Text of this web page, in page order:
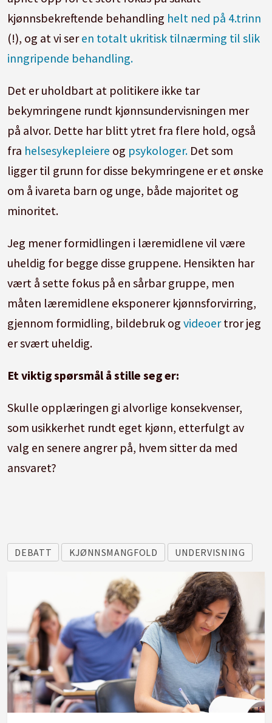
kjønnsbekreftende behandling helt ned på 4.trinn
(!), og at vi seren totalt ukritisk tilnærming til slik
inngripende behandling.
Det er uholdbart at politikere ikke tar
bekymringene rundt kjønnsundervisningen mer
på alvor. Dette har blitt ytret fra flere hold, også
fra helsesykepleiere og psykologer. Det som
ligger til grunn for disse bekymringene er et ønske
om å ivareta barn og unge, både majoritet og
minoritet.
Jeg mener formidlingen i læremidlene vil være
uheldig for begge disse gruppene. Hensikten har
vært å sette fokus på en sårbar gruppe, men
måten læremidlene eksponerer kjønnsforvirring,
gjennom formidling, bildebruk ogvideoertror jeg
er svært uheldig.
Et viktig spørsmål å stille seg er:
Skulle opplæringen gi alvorlige konsekvenser,
som usikkerhet rundt eget kjønn, etterfulgt av
valg en senere angrer på, hvem sitter da med
ansvaret?
DEBATT KJØNNSMANGFOLD UNDERVISNING